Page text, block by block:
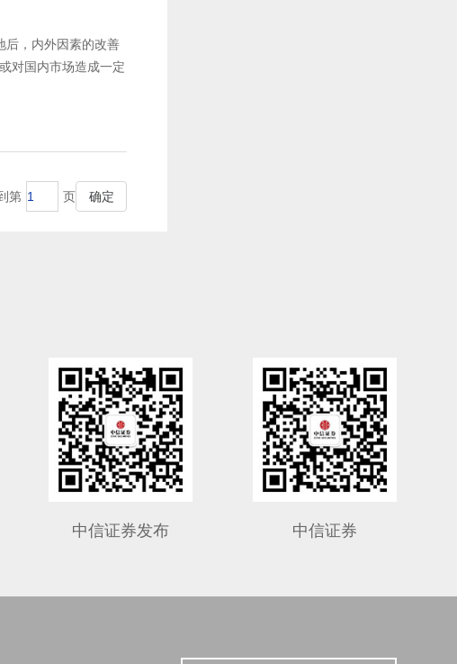
，内外因素的改善
对国内市场造成一定
第 页 确定
中信证券发布 中信证券